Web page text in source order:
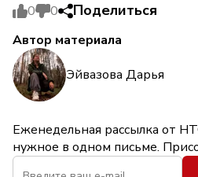
0 0 Поделиться
Автор материала
Эйвазова Дарья
Еженедельная рассылка от
нужное в одном письме.